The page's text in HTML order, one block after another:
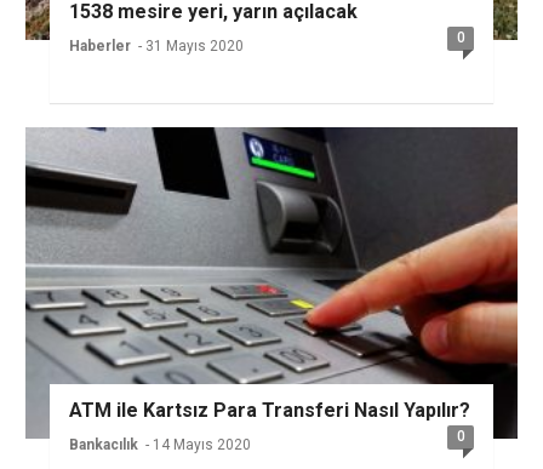
1538 mesire yeri, yarın açılacak
Haberler - 31 Mayıs 2020 0
ATM ile Kartsız Para Transferi Nasıl Yapılır?
Bankacılık - 14 Mayıs 2020 0